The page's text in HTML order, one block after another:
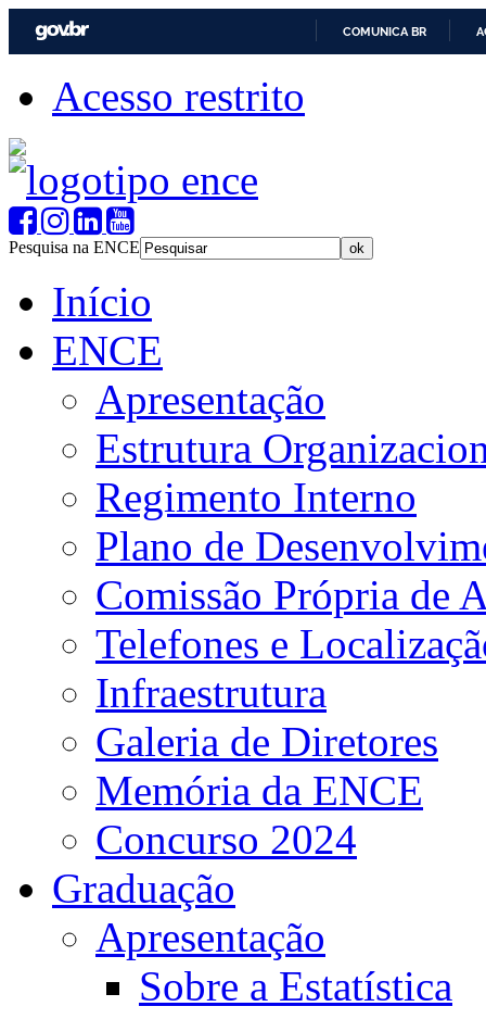
COMUNICA BR
Acesso restrito
Pesquisa na ENCE
Início
ENCE
Apresentação
Estrutura
Regimento Interno
Plano de
Comissão Própria de
Telefones e
Infraestrutura
Galeria de Diretores
Memória da ENCE
Concurso 2024
Graduação
Apresentação
Sobre a Estatística